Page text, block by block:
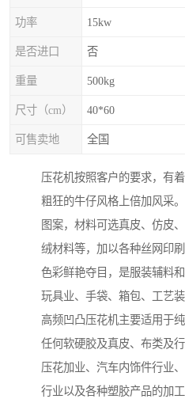
功率 15kw
是否进口 否
重量 500kg
尺寸（cm） 40*60
可售卖地 全国
压花机按照客户的要求，有
粗狂的牛仔风格上倍加风采
图案，材料可选真皮、仿皮
绒材料等，加以各种丝网印
色彩鲜艳夺目，是服装辅料
玩具业、手袋、箱包、工艺
高频凹凸压花机主要适用于
任何软硬胶及真皮、布类及
压花加业、汽车内饰件行业
行业以及各种塑胶产品的加工